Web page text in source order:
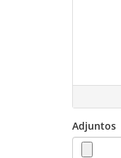
Adjuntos